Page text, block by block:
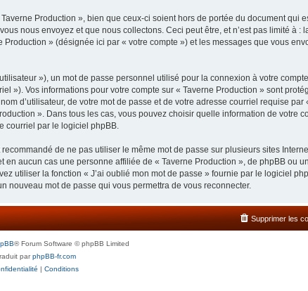
Production », bien que ceux-ci soient hors de portée du document qui
nous envoyez et que nous collectons. Ceci peut être, et n’est pas limité à :
» (désignée ici par « votre compte ») et les messages que vous
»), un mot de passe personnel utilisé pour la connexion à votre
»). Vos informations pour votre compte sur « Taverne Production » sont
d’utilisateur, de votre mot de passe et de votre adresse courriel requise par
». Dans tous les cas, vous pouvez choisir quelle information de votre
courriel par le logiciel phpBB.
de ne pas utiliser le même mot de passe sur plusieurs sites
aucun cas une personne affiliée de « Taverne Production », de phpBB ou
utiliser la fonction « J’ai oublié mon mot de passe » fournie par le logiciel
nouveau mot de passe qui vous permettra de vous reconnecter.
Supprimer les
® Forum Software © phpBB Limited
parphpBB-fr.com
| Conditions